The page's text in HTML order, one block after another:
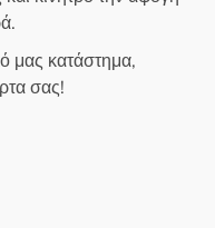
μας κατάστημα,
σας!